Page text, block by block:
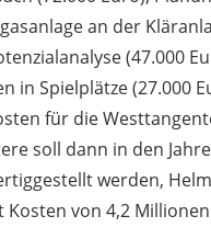
an der
(47.000
in Spielplätze (27.000
für die
soll dann in den
werden,
von 4,2